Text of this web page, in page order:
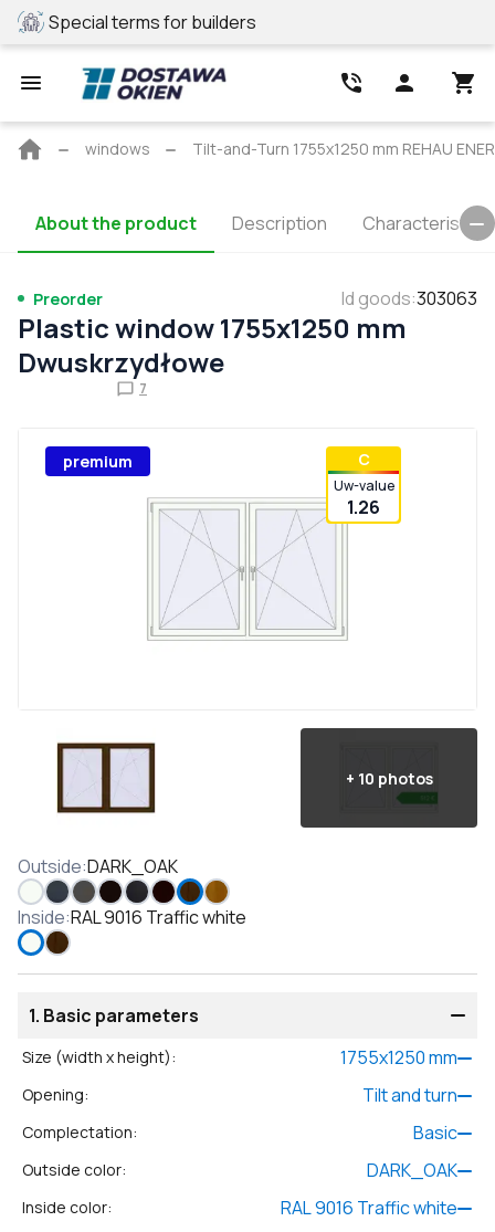
Special terms for builders
Main
windows Tilt-and-Turn 1755x1250 mm REHAU
About the product Description Characteristics
Preorder Id goods:303063
Plastic window 1755x1250 mm
Dwuskrzydłowe
7
premium С
Uw-value
1.26
+ 10 photos
Outside:DARK_OAK
Inside:RAL 9016 Traffic white
1. Basic parameters
Size (width x height): 1755x1250mm
Opening: Tilt and turn
Complectation: Basic
Outside color: DARK_OAK
Inside color: RAL 9016 Traffic white